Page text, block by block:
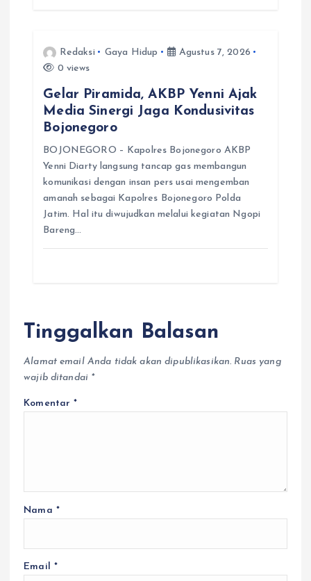
Redaksi Gaya Hidup
Agustus 7, 2026
0 views
Gelar Piramida, AKBP Yenni Ajak
Media Sinergi Jaga Kondusivitas
Bojonegoro
BOJONEGORO – Kapolres Bojonegoro AKBP
Yenni Diarty langsung tancap gas membangun
komunikasi dengan insan pers usai mengemban
amanah sebagai Kapolres Bojonegoro Polda
Jatim. Hal itu diwujudkan melalui kegiatan Ngopi
Bareng…
Tinggalkan Balasan
Alamat email Anda tidak akan dipublikasikan. Ruas yang
wajib ditandai *
Komentar*
Nama *
Email *